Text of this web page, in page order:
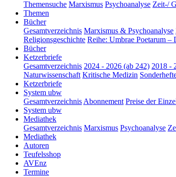
Themensuche Marxismus Psychoanalyse Zeit-/
Themen
Bücher
Gesamtverzeichnis Marxismus & Psychoanalyse
Religionsgeschichte Reihe: Umbrae Poetarum –
Bücher
Ketzerbriefe
Gesamtverzeichnis 2024 - 2026 (ab 242) 2018 -
Naturwissenschaft Kritische Medizin
Ketzerbriefe
System ubw
GesamtverzeichnisAbonnement Preise der
System ubw
Mediathek
Gesamtverzeichnis Marxismus Psychoanalyse
Mediathek
Autoren
Teufelsshop
AVEnz
Termine